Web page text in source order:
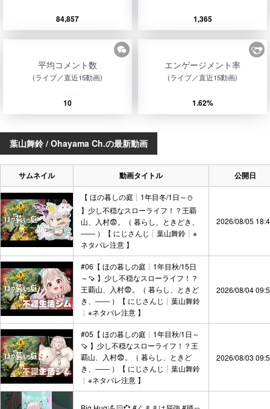
84,857 1,365
平均コメント数
(ライブ／直近15動画)
10
エンゲージメント率
(ライブ／直近15動画)
1.62%
葉山舞鈴 / Ohayama Ch.の最新動画
サムネイル 動画タイトル 公開日
【 ほの暮しの庭┊︎1年目冬/1日～⛄
】少し不穏なスローライフ！？王覇
山、入村😨。（ 暮らし、ときどき、
―― ）【 にじさんじ┊︎葉山舞鈴┊︎※
ネタバレ注意 】
2026/08/05
#06【 ほの暮しの庭┊︎1年目秋/15日
～🍠 】少し不穏なスローライフ！？
王覇山、入村😨。（ 暮らし、ときど
き、―― ）【 にじさんじ┊︎葉山舞鈴
┊︎※ネタバレ注意 】
2026/08/04
#05【 ほの暮しの庭┊︎1年目秋/1日～
🍠 】少し不穏なスローライフ！？王
覇山、入村😨。（ 暮らし、ときど
き、―― ）【 にじさんじ┊︎葉山舞鈴
┊︎※ネタバレ注意 】
2026/08/03